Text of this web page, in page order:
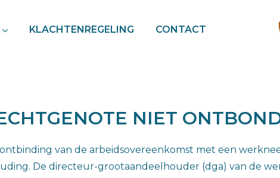
KLACHTENREGELING CONTACT
NIET
van de arbeidsovereenkomst met een
De directeur-grootaandeelhouder (dga) van de